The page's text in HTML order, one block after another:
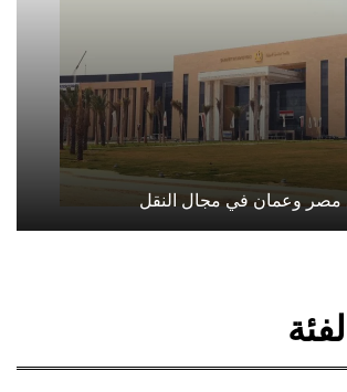
مصر وعمان في مجال النقل